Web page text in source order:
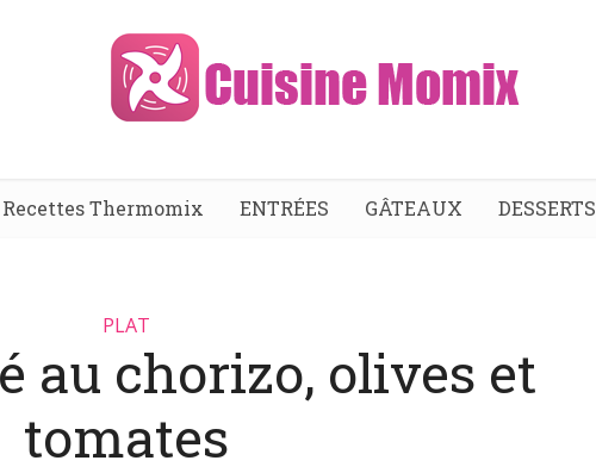
Recettes Thermomix ENTRÉES GÂTEAUX DESSERTS
PLAT
au chorizo, olives et
tomates